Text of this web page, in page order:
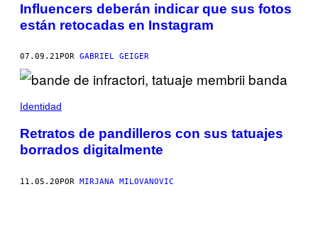
Influencers deberán indicar que sus fotos
están retocadas en Instagram
07.09.21 POR GABRIEL GEIGER
Identidad
Retratos de pandilleros con sus tatuajes
borrados digitalmente
11.05.20POR MIRJANA MILOVANOVIC